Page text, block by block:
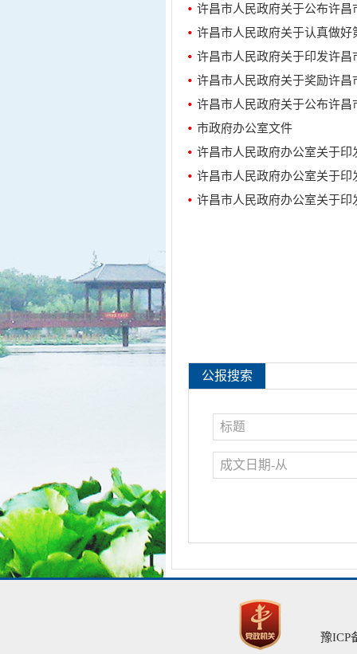
许昌市人民政府关于公布许
许昌市人民政府关于认真做
许昌市人民政府关于印发许
许昌市人民政府关于奖励许
许昌市人民政府关于公布许
市政府办公室文件
许昌市人民政府办公室关于
许昌市人民政府办公室关于
豫ICP